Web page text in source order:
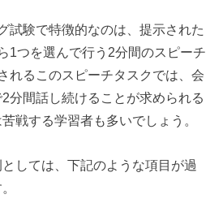
試験で特徴的なのは、提示された
1つを選んで行う2分間のスピーチ
れるこのスピーチタスクでは、会
分間話し続けることが求められる
戦する学習者も多いでしょう。
しては、下記のような項目が過